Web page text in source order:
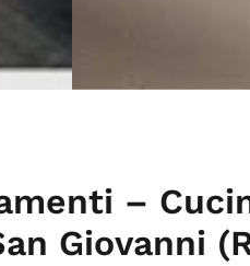
–
Giovanni